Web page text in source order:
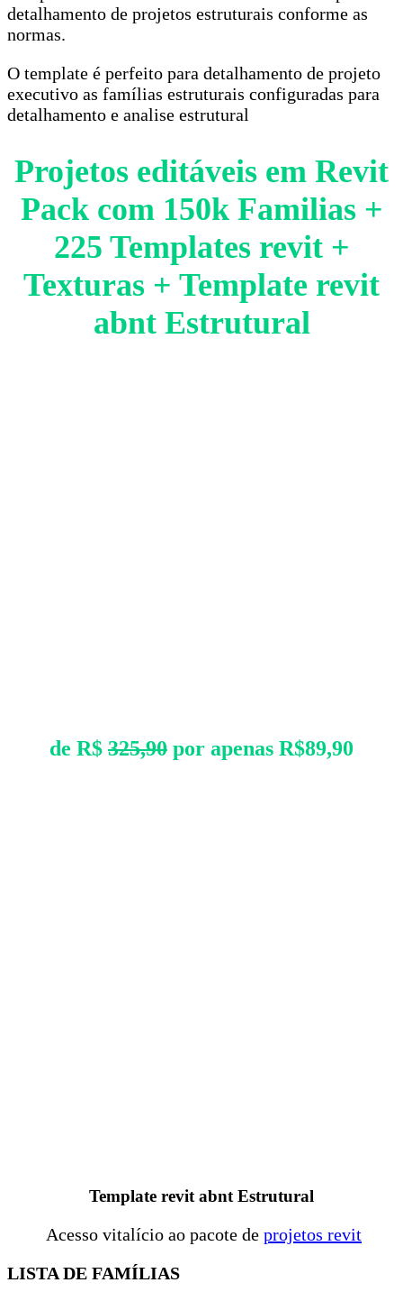
detalhamento de projetos estruturais conforme as
normas.
O template é perfeito para detalhamento de projeto
executivo as famílias estruturais configuradas para
detalhamento e analise estrutural
Projetos editáveis em Revit
Pack com 150k Familias +
225 Templates revit +
Texturas + Template revit
abnt Estrutural
de R$ 325,90 por apenas R$89,90
Template revit abnt Estrutural
Acesso vitalício ao pacote de projetos revit
LISTA DE FAMÍLIAS